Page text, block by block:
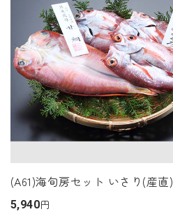
(A61)海旬房セット いさり(産直)
5,940円